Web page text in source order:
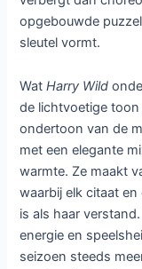
opgebouwde
sleutel vormt.
WatHarry Wild
de lichtvoetige
ondertoon van de
met een elegante
warmte. Ze maakt
waarbij elk citaat
is als haar
energie en
seizoen steeds